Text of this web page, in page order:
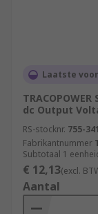
Laatste
dc Output
RS-stocknr. 755-
Fabrikantnummer
Subtotaal 1
€ 12,13(excl.
Aantal